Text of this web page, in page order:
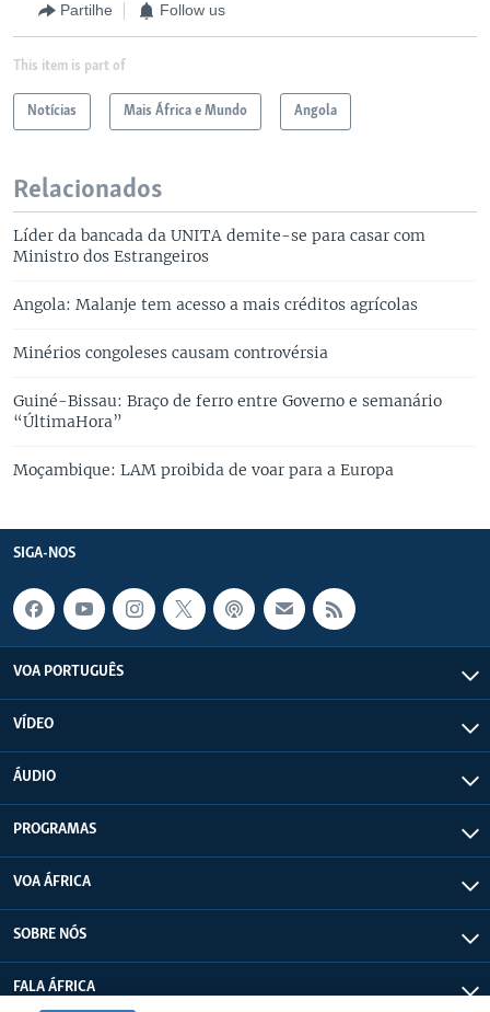
Partilhe Follow us
This item is part of
Notícias Mais África e Mundo Angola
Relacionados
Líder da bancada da UNITA demite-se para casar com
Ministro dos Estrangeiros
Angola: Malanje tem acesso a mais créditos agrícolas
Minérios congoleses causam controvérsia
Guiné-Bissau: Braço de ferro entre Governo e semanário
“ÚltimaHora”
Moçambique: LAM proibida de voar para a Europa
SIGA-NOS
VOA PORTUGUÊS
VÍDEO
ÁUDIO
PROGRAMAS
VOA ÁFRICA
SOBRE NÓS
FALA ÁFRICA